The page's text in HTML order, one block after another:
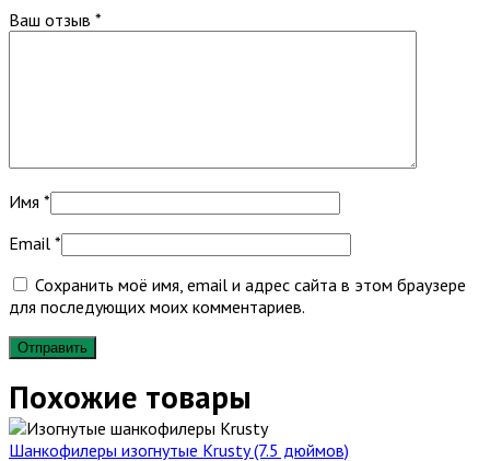
Ваш отзыв *
Имя *
Email *
Сохранить моё имя, email и адрес сайта в этом браузере
для последующих моих комментариев.
Похожие товары
Шанкофилеры изогнутые Krusty (7.5 дюймов)